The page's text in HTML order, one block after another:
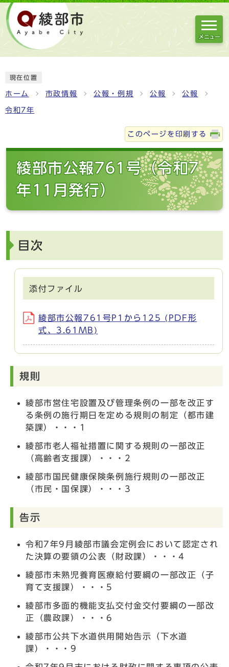
メニュー
現在位置
ホーム 市政情報 公報・例規 公報 公報
令和7年
このページを印刷する
綾部市公報761号（令和7
年11月発行）
目次
添付ファイル
綾部市公報761号P1から125 (PDF形
式、3.61MB)
規則
綾部市営住宅設置及び管理条例の一部を改正す
る条例の施行期日を定める規則の制定（都市建
築課）・・・1
綾部市老人福祉措置に関する規則の一部改正
（高齢者支援課）・・・2
綾部市国民健康保険条例施行規則の一部改正
（市民・国保課）・・・3
告示
令和7年9月綾部市議会定例会において認定され
た決算の要領の公表（財政課）・・・4
綾部市未熟児養育医療給付要綱の一部改正（子
育て支援課）・・・5
綾部市多面的機能支払交付金交付要綱の一部改
正（農政課）・・・6
綾部市公共下水道供用開始告示（下水道
課）・・・9